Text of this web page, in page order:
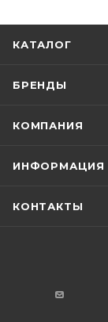
КАТАЛОГ
БРЕНДЫ
КОМПАНИЯ
ИНФОРМАЦИЯ
КОНТАКТЫ